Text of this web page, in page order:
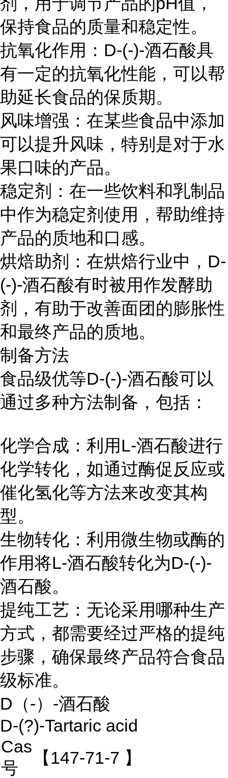
保持食品的质量和稳定性。
抗氧化作用：D-(-)-酒石酸具
有一定的抗氧化性能，可以帮
助延长食品的保质期。
风味增强：在某些食品中添加
可以提升风味，特别是对于水
果口味的产品。
稳定剂：在一些饮料和乳制品
中作为稳定剂使用，帮助维持
产品的质地和口感。
烘焙助剂：在烘焙行业中，D-
(-)-酒石酸有时被用作发酵助
剂，有助于改善面团的膨胀性
和最终产品的质地。
制备方法
食品级优等D-(-)-酒石酸可以
通过多种方法制备，包括：
化学合成：利用L-酒石酸进行
化学转化，如通过酶促反应或
催化氢化等方法来改变其构
型。
生物转化：利用微生物或酶的
作用将L-酒石酸转化为D-(-)-
酒石酸。
提纯工艺：无论采用哪种生产
方式，都需要经过严格的提纯
步骤，确保最终产品符合食品
级标准。
D（-）-酒石酸
D-(?)-Tartaric acid
Cas
号
【147-71-7 】